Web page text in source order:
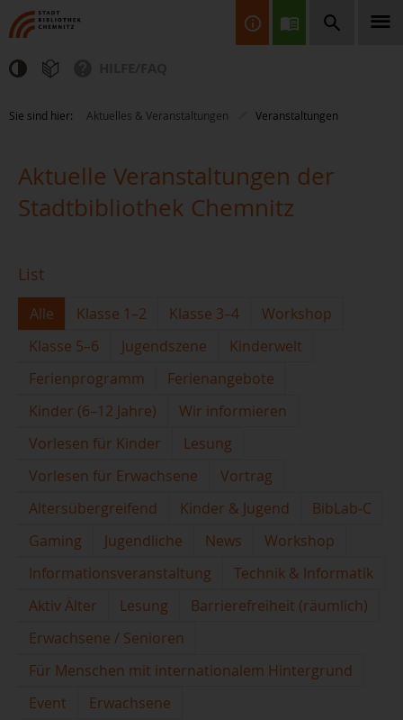
Finden Sie Informationen, Bücher, CDs & DVDs, Spiele, BluRays,
Zeitschriften und vieles mehr...
Sie sind hier: Aktuelles & Veranstaltungen Veranstaltungen
Aktuelle Veranstaltungen der
Stadtbibliothek Chemnitz
List
Alle Klasse 1–2 Klasse 3–4
Workshop
Klasse 5–6
Jugendszene
Kinderwelt
Ferienprogramm
Ferienangebote
Kinder (6–12 Jahre)
Wir informieren
Vorlesen für Kinder
Lesung
Vorlesen für Erwachsene
Vortrag
Altersübergreifend
Kinder & Jugend
BibLab-C
Gaming
Jugendliche News
Workshop
Informationsveranstaltung
Technik & Informatik
Aktiv Älter
Lesung
Barrierefreiheit (räumlich)
Erwachsene / Senioren
Für Menschen mit internationalem Hintergrund
Event
Erwachsene